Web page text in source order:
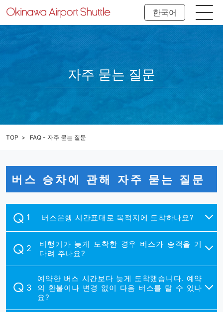
한국어
자주 묻는 질문
TOP FAQ - 자주 묻는 질문
버스 승차에 관해 자주 묻는 질문
버스운행 시간표대로 목적지에 도착하나요?
비행기가 늦게 도착한 경우 버스가 승객을 기
다려 주나요?
예약한 버스 시간보다 늦게 도착했습니다. 예약
의 환불이나 변경 없이 다음 버스를 탈 수 있나
요?